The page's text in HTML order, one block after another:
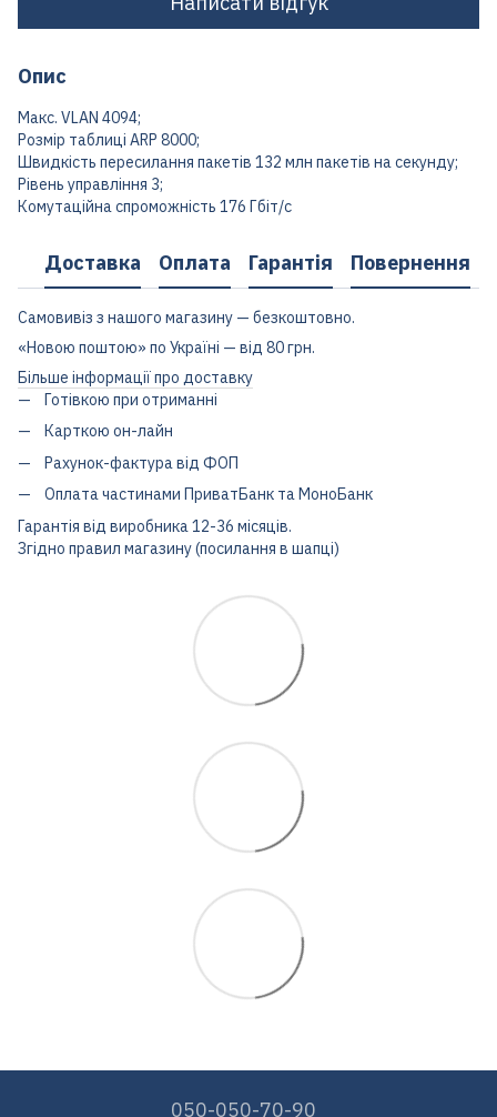
Опис
Макс. VLAN 4094;
Розмір таблиці ARP 8000;
Швидкість пересилання пакетів 132 млн пакетів на секунду;
Рівень управління 3;
Комутаційна спроможність 176 Гбіт/с
Доставка Оплата Гарантія Повернення
Самовивіз з нашого магазину — безкоштовно.
«Новою поштою» по Україні — від 80 грн.
Більше інформації про доставку
Готівкою при отриманні
Карткою он-лайн
Рахунок-фактура від ФОП
Оплата частинами ПриватБанк та МоноБанк
Гарантія від виробника 12-36 місяців.
Згідно правил магазину (посилання в шапці)
050-050-70-90